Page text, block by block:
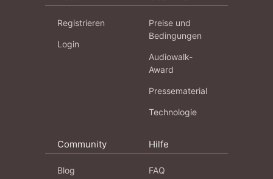
Registrieren
Login
Preise und
Bedingungen
Audiowalk-
Award
Pressematerial
Technologie
Community
Blog
Hilfe
FAQ